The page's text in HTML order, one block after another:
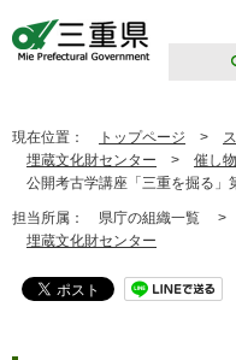
現在位置： トップページ >
埋蔵文化財センター > 催し物
公開考古学講座「三重を掘る」
担当所属： 県庁の組織一覧 >
埋蔵文化財センター